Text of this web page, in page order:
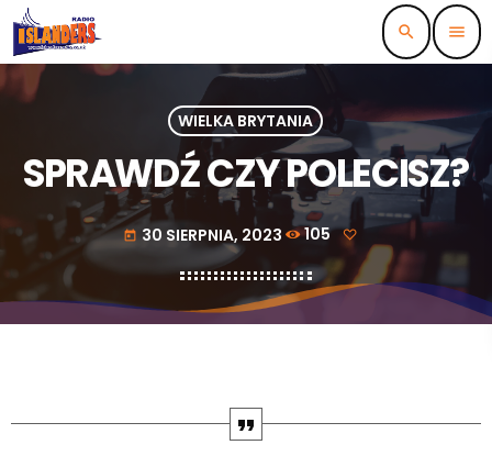
search menu
WIELKA BRYTANIA
SPRAWDŹ CZY POLECISZ?
today 30 SIERPNIA, 2023 105